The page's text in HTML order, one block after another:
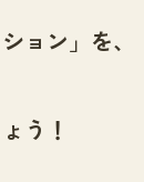
ョン」を、
う！